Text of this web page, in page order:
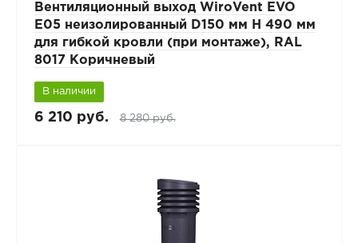
Вентиляционный выход WiroVent EVO
E05 неизолированный D150 мм Н 490 мм
для гибкой кровли (при монтаже), RAL
8017 Коричневый
В наличии
6 210 руб. 8 280 руб.